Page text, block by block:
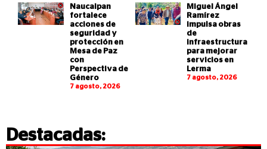
Naucalpan
fortalece
acciones de
seguridad y
protección en
Mesa de Paz
con
Perspectiva de
Género
7 agosto, 2026
Miguel Ángel
Ramírez
impulsa obras
de
infraestructura
para mejorar
servicios en
Lerma
7 agosto, 2026
Destacadas: